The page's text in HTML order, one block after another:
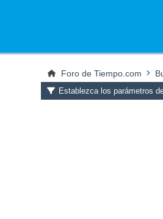
Foro de Tiempo.com
Establezca los parámetros